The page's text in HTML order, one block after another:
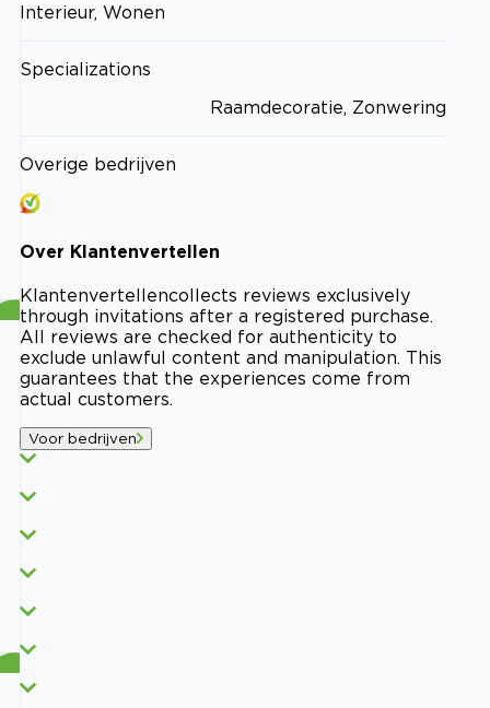
Interieur, Wonen
Specializations
Raamdecoratie, Zonwering
Overige bedrijven
Over Klantenvertellen
Klantenvertellencollects reviews exclusively
through invitations after a registered purchase.
All reviews are checked for authenticity to
exclude unlawful content and manipulation. This
guarantees that the experiences come from
actual customers.
Voor bedrijven